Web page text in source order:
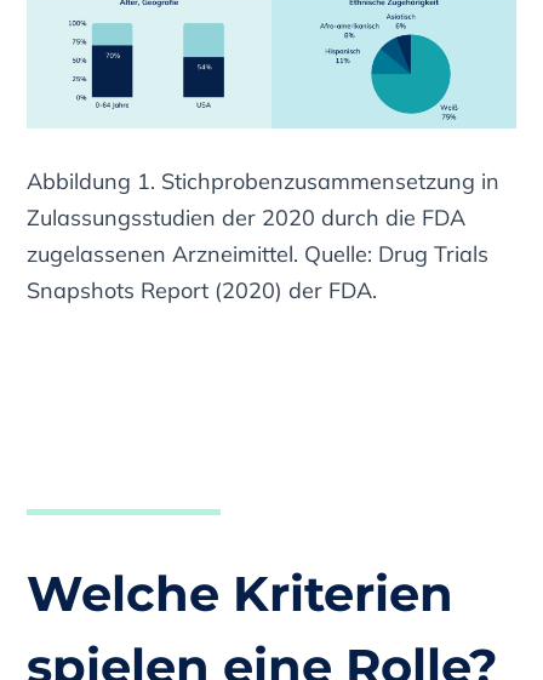
Abbildung 1. Stichprobenzusammensetzung in
Zulassungsstudien der 2020 durch die FDA
zugelassenen Arzneimittel. Quelle: Drug Trials
Snapshots Report (2020) der FDA.
Welche Kriterien
spielen eine Rolle?